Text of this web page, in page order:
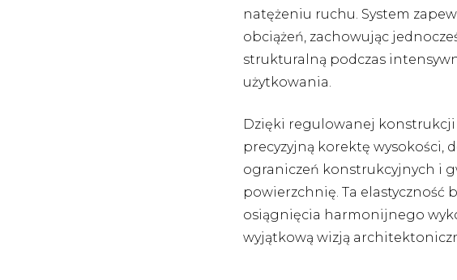
natężeniu ruchu. System
obciążeń, zachowując
strukturalną podczas
użytkowania.
Dzięki regulowanej konstrukcji
precyzyjną korektę wysokości,
ograniczeń konstrukcyjnych i
powierzchnię. Ta elastyczność
osiągnięcia harmonijnego
wyjątkową wizją